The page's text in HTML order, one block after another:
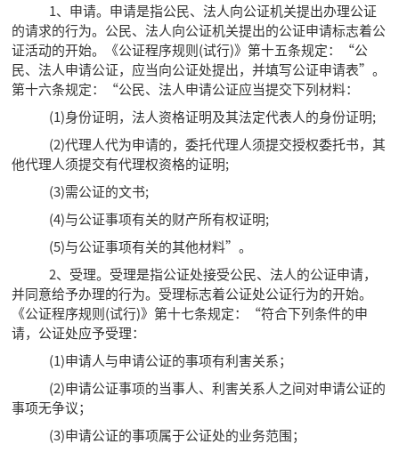
1、申请。申请是指公民、法人向公证机关提出办理公证
的请求的行为。公民、法人向公证机关提出的公证申请标志着公
证活动的开始。《公证程序规则(试行)》第十五条规定：“公
民、法人申请公证，应当向公证处提出，并填写公证申请表”。
第十六条规定：“公民、法人申请公证应当提交下列材料：
(1)身份证明，法人资格证明及其法定代表人的身份证明;
(2)代理人代为申请的，委托代理人须提交授权委托书，其
他代理人须提交有代理权资格的证明;
(3)需公证的文书;
(4)与公证事项有关的财产所有权证明;
(5)与公证事项有关的其他材料”。
2、受理。受理是指公证处接受公民、法人的公证申请，
并同意给予办理的行为。受理标志着公证处公证行为的开始。
《公证程序规则(试行)》第十七条规定：“符合下列条件的申
请，公证处应予受理：
(1)申请人与申请公证的事项有利害关系；
(2)申请公证事项的当事人、利害关系人之间对申请公证的
事项无争议；
(3)申请公证的事项属于公证处的业务范围；